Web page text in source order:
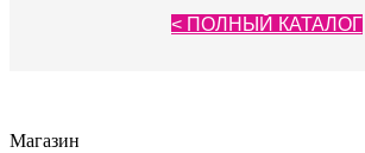
< ПОЛНЫЙ КАТАЛОГ
Магазин